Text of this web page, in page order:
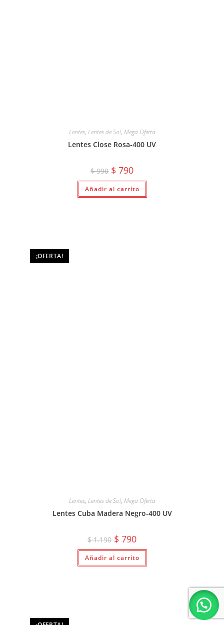
Lentes, Lentes de Sol, Mega Oferta
Lentes Close Rosa-400 UV
$990 El
precio
original
era:
$ 990.
$ 790El
actual
es:
$ 790.
Añadir al carrito
¡OFERTA!
Lentes, Lentes de Sol, Mega Oferta
Lentes Cuba Madera Negro-400 UV
$1.190 El
precio
original
era:
$ 1.190.
$ 790El
actual
es:
$ 790.
Añadir al carrito